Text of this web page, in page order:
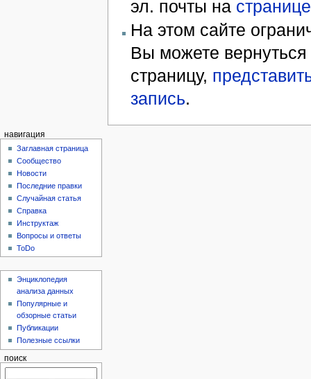
эл. почты на
На этом сайте
Вы можете
страницу,
запись.
навигация
Заглавная страница
Сообщество
Новости
Последние правки
Случайная статья
Справка
Инструктаж
Вопросы и ответы
ToDo
Энциклопедия
анализа данных
Популярные и
обзорные статьи
Публикации
Полезные ссылки
поиск